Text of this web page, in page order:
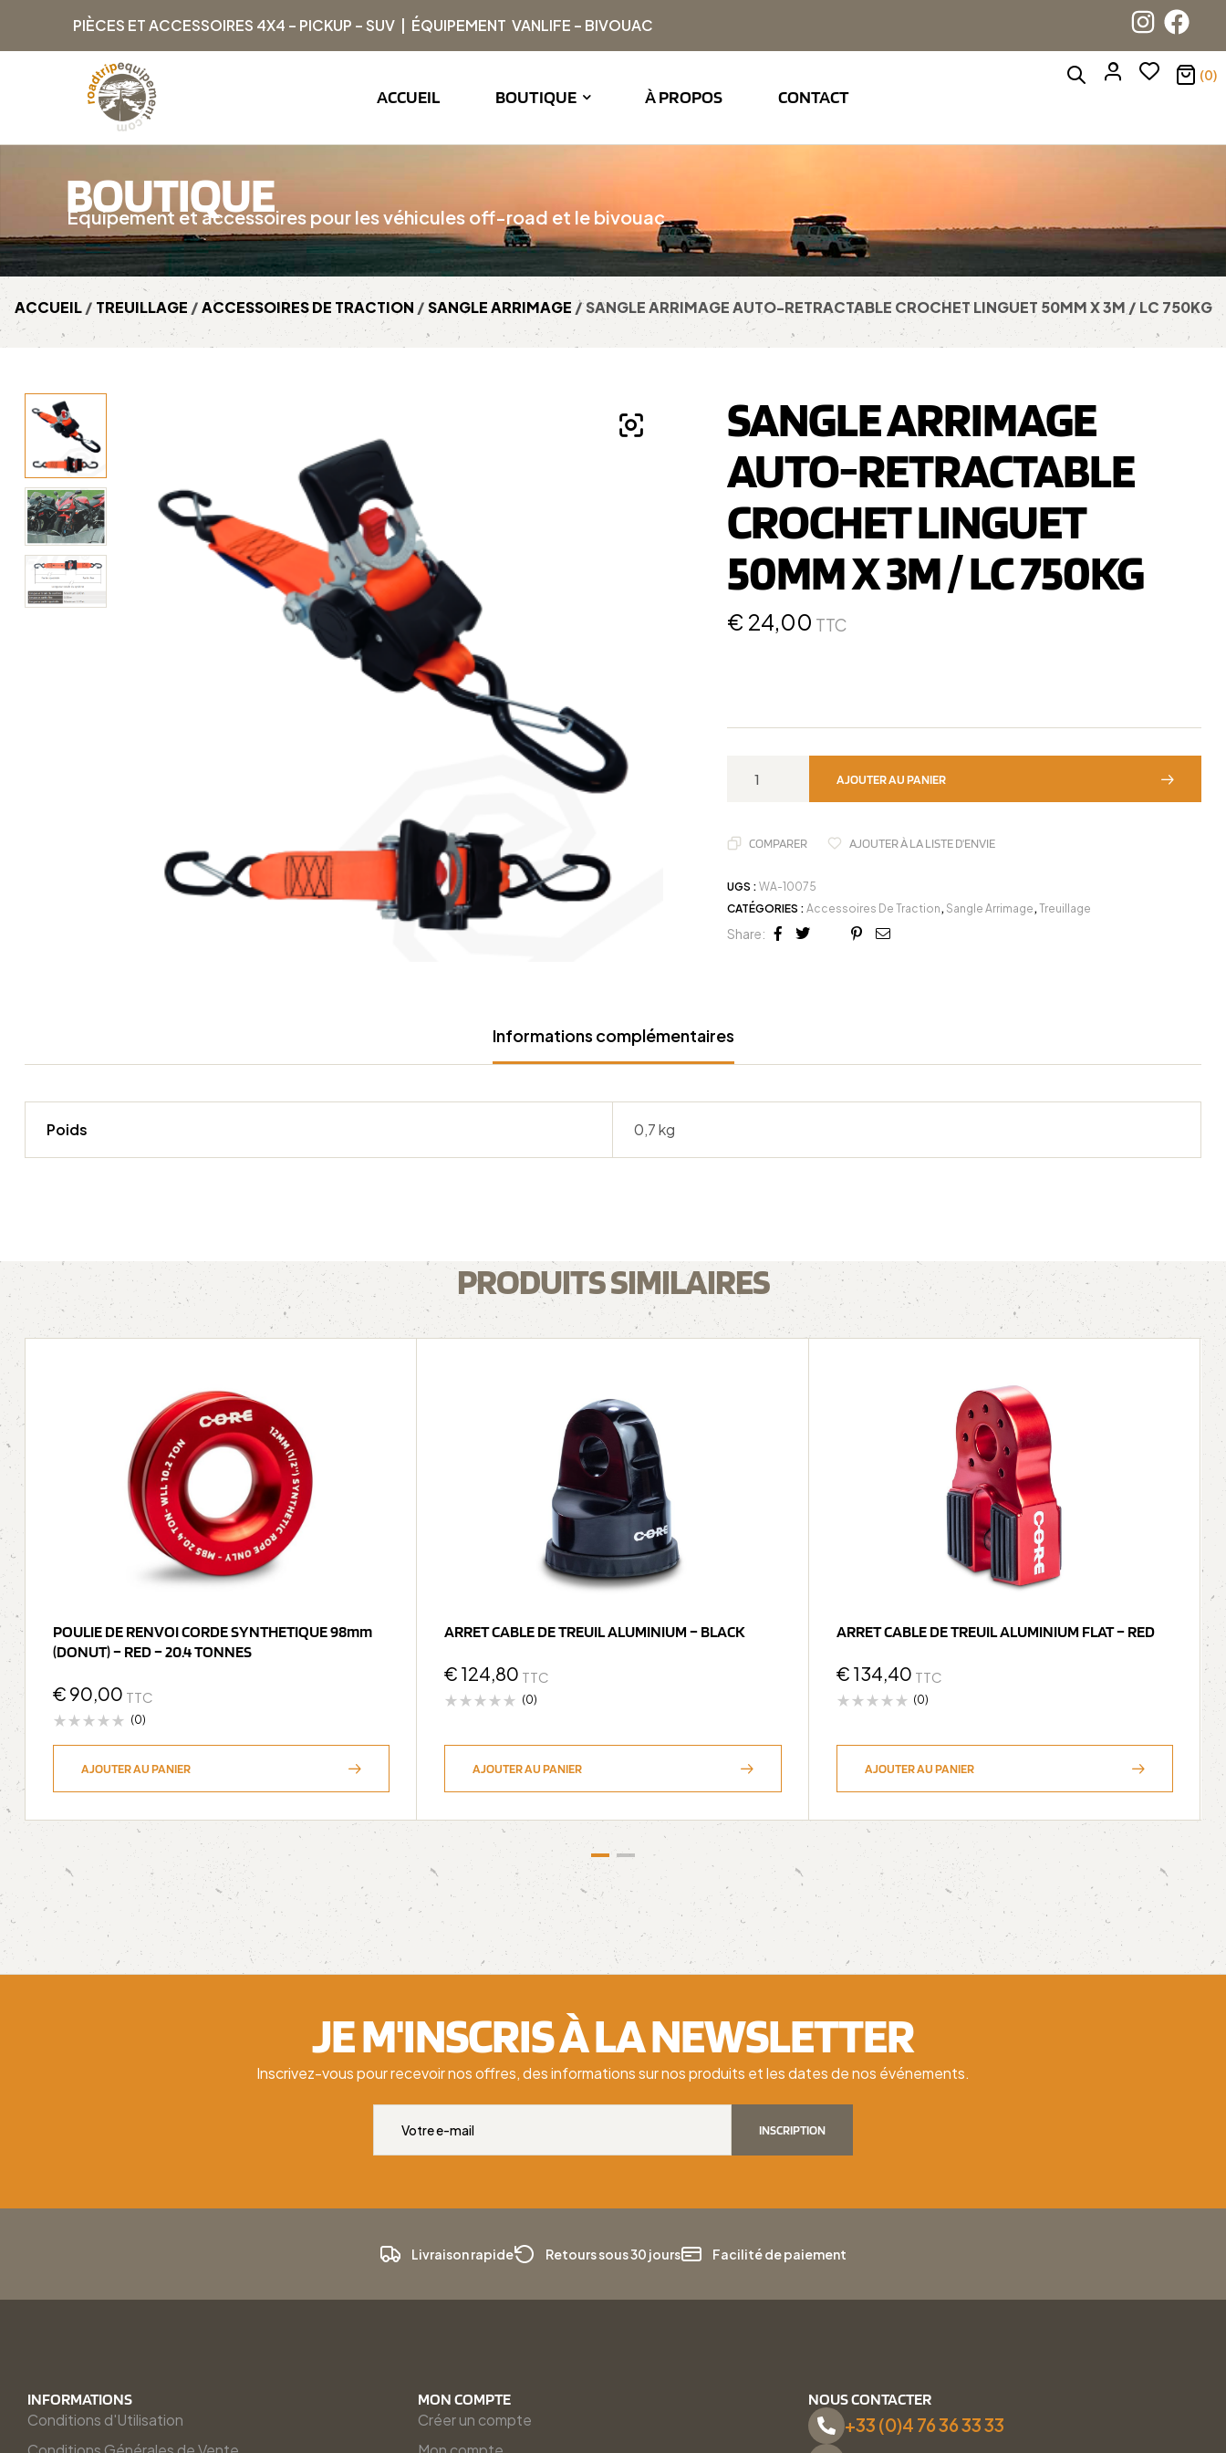
PIÈCES ET ACCESSOIRES 4X4 – PICKUP – SUV | ÉQUIPEMENT VANLIFE – BIVOUAC
ACCUEIL BOUTIQUE À PROPOS CONTACT
(0)
BOUTIQUE
Équipement et accessoires pour les véhicules off-road et le bivouac
ACCUEIL/ TREUILLAGE /ACCESSOIRES DE TRACTION /SANGLE ARRIMAGE / SANGLE ARRIMAGE AUTO-RETRACTABLE CROCHET LINGUET 50MM X 3M / LC 750KG
SANGLE ARRIMAGE
AUTO-RETRACTABLE
CROCHET LINGUET
50MM X 3M / LC 750KG
€ 24,00 TTC
AJOUTER AU PANIER
COMPARER AJOUTER À LA LISTE D'ENVIE
UGS : WA-10075
CATÉGORIES : Accessoires De Traction, Sangle Arrimage,Treuillage
Share:
Facebook
TwitterLinkedin
Google+
Pinterest
Email
Informations complémentaires
Poids 0,7 kg
PRODUITS SIMILAIRES
POULIE DE RENVOI CORDE SYNTHETIQUE 98mm
(DONUT) – RED – 20.4 TONNES
€ 90,00 TTC
(0)
AJOUTER AU PANIER
ARRET CABLE DE TREUIL ALUMINIUM – BLACK
€ 124,80 TTC
(0)
AJOUTER AU PANIER
ARRET CABLE DE TREUIL ALUMINIUM FLAT – RED
€ 134,40 TTC
(0)
AJOUTER AU PANIER
JE M'INSCRIS À LA NEWSLETTER
Inscrivez-vous pour recevoir nos offres, des informations sur nos produits et les dates de nos événements.
INSCRIPTION
Livraison rapide Retours sous 30 jours Facilité de paiement
INFORMATIONS
Conditions d'Utilisation
MON COMPTE
Créer un compte
NOUS CONTACTER
+33 (0)4 76 36 33 33